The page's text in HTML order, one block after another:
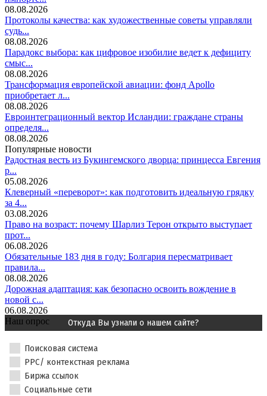
08.08.2026
Протоколы качества: как художественные советы управляли
судь...
08.08.2026
Парадокс выбора: как цифровое изобилие ведет к дефициту
смыс...
08.08.2026
Трансформация европейской авиации: фонд Apollo
приобретает л...
08.08.2026
Евроинтеграционный вектор Исландии: граждане страны
определя...
08.08.2026
Популярные новости
Радостная весть из Букингемского дворца: принцесса Евгения
р...
05.08.2026
Клеверный «переворот»: как подготовить идеальную грядку
за 4...
03.08.2026
Право на возраст: почему Шарлиз Терон открыто выступает
прот...
06.08.2026
Обязательные 183 дня в году: Болгария пересматривает
правила...
08.08.2026
Дорожная адаптация: как безопасно освоить вождение в
новой с...
06.08.2026
Наш опрос
Откуда Вы узнали о нашем сайте?
Поисковая система
PPC/ контекстная реклама
Биржа ссылок
Социальные сети